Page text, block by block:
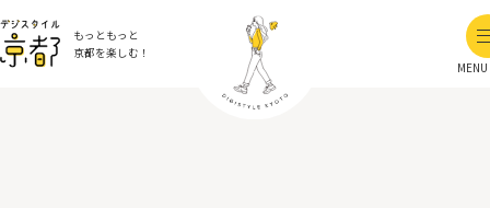
もっともっと
京都を楽しむ！
MENU